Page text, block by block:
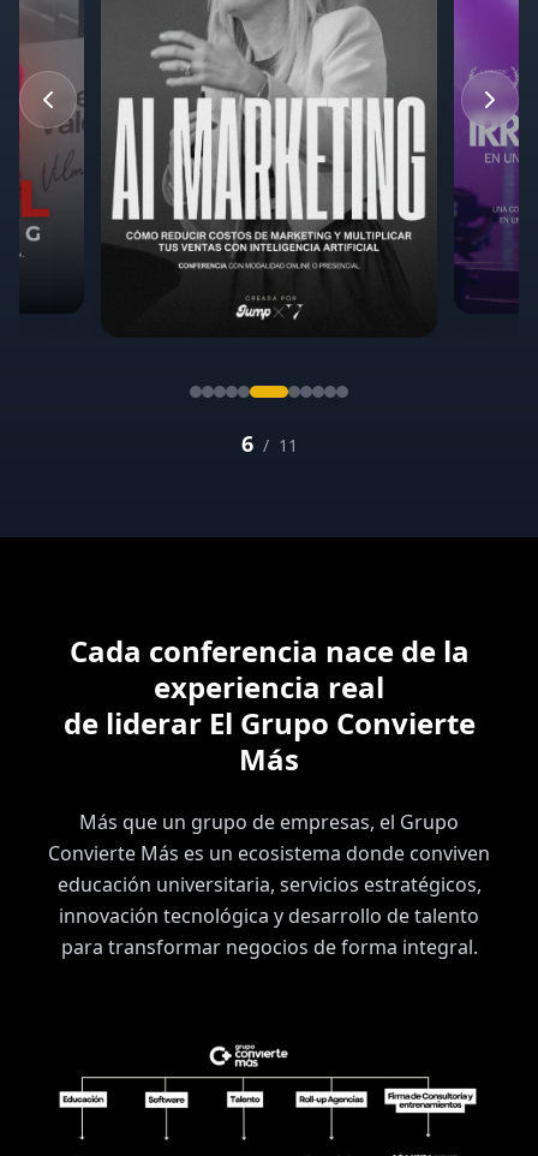
7 / 11
Cada conferencia nace de la
experiencia real
de liderar El Grupo Convierte
Más
Más que un grupo de empresas, el Grupo
Convierte Más es un ecosistema donde conviven
educación universitaria, servicios estratégicos,
innovación tecnológica y desarrollo de talento
para transformar negocios de forma integral.